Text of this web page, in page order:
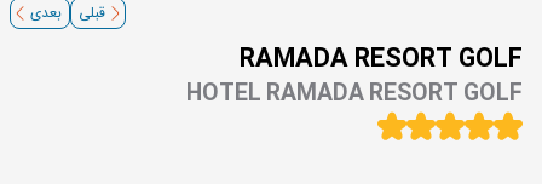
قبلی بعدی
RAMADA RESORT GOLF
HOTEL RAMADA RESORT GOLF